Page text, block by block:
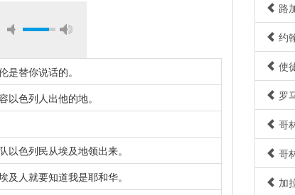
替你说话的。
色列人出他的地。
色列民从埃及地领出来。
人就要知道我是耶和华。
路
约
使
罗
哥
哥
加